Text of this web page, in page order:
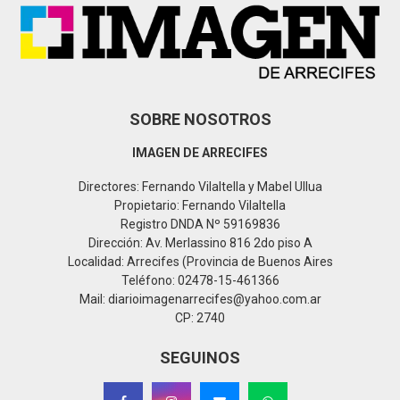
SOBRE NOSOTROS
IMAGEN DE ARRECIFES
Directores: Fernando Vilaltella y Mabel Ullua
Propietario: Fernando Vilaltella
Registro DNDA Nº 59169836
Dirección: Av. Merlassino 816 2do piso A
Localidad: Arrecifes (Provincia de Buenos Aires
Teléfono: 02478-15-461366
Mail: diarioimagenarrecifes@yahoo.com.ar
CP: 2740
SEGUINOS